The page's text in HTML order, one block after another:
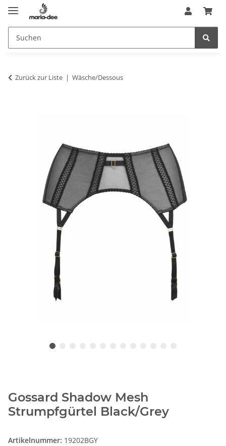
Zurück zur Liste Wäsche/Dessous
Gossard Shadow Mesh
Strumpfgürtel Black/Grey
Artikelnummer: 19202BGY